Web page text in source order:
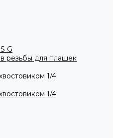
G
резьбы для плашек
1/4;
1/4;